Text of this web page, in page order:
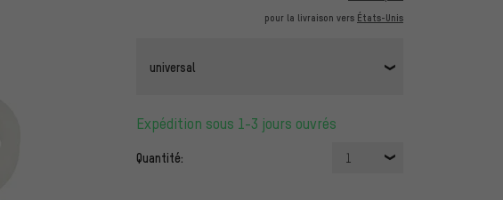
pour la livraison vers États-Unis
universal
Expédition sous 1-3 jours ouvrés
Quantité: 1